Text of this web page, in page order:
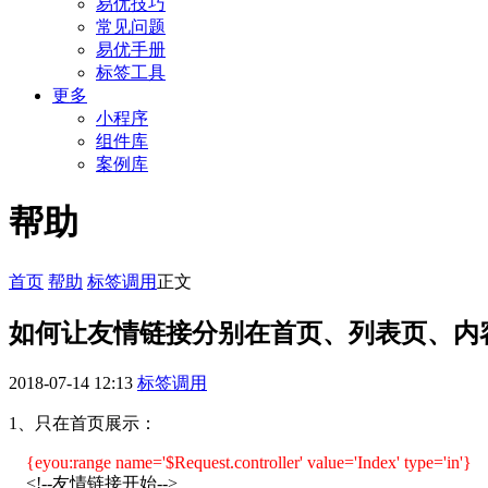
易优技巧
常见问题
易优手册
标签工具
更多
小程序
组件库
案例库
帮助
首页 帮助 标签调用 正文
如何让友情链接分别在首页、列表页、内
2018-07-14 12:13 标签调用
1、只在首页展示：
{eyou:range name='$Request.controller' value='Index' type='in'}
<!--友情链接开始-->